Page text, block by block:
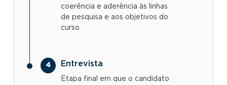
coerência e aderência às linhas
de pesquisa e aos objetivos do
curso.
Entrevista
Etapa final em que o candidato